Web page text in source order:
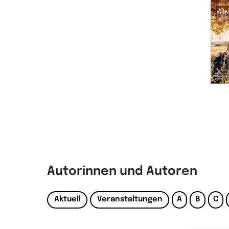
Autorinnen und Autoren
Aktuell Veranstaltungen A B C